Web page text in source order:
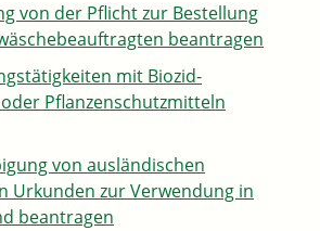
von der Pflicht zur Bestellung
beantragen
mit Biozid-
Pflanzenschutzmitteln
von ausländischen
Urkunden zur Verwendung in
beantragen